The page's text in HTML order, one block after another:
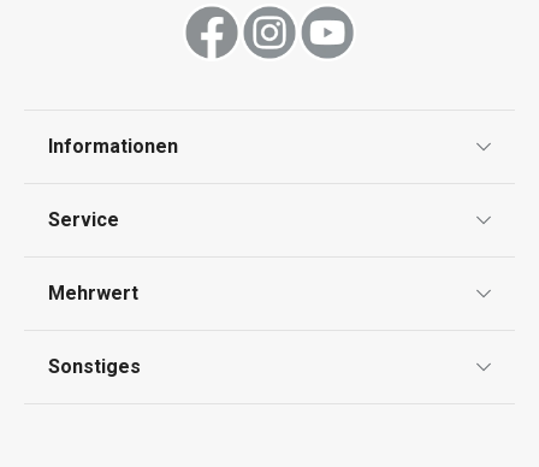
4,90 €
Warenkorb Warenkorb
Informationen
Impressum
Service
Kontaktformular
Mehrwert
Sonstiges